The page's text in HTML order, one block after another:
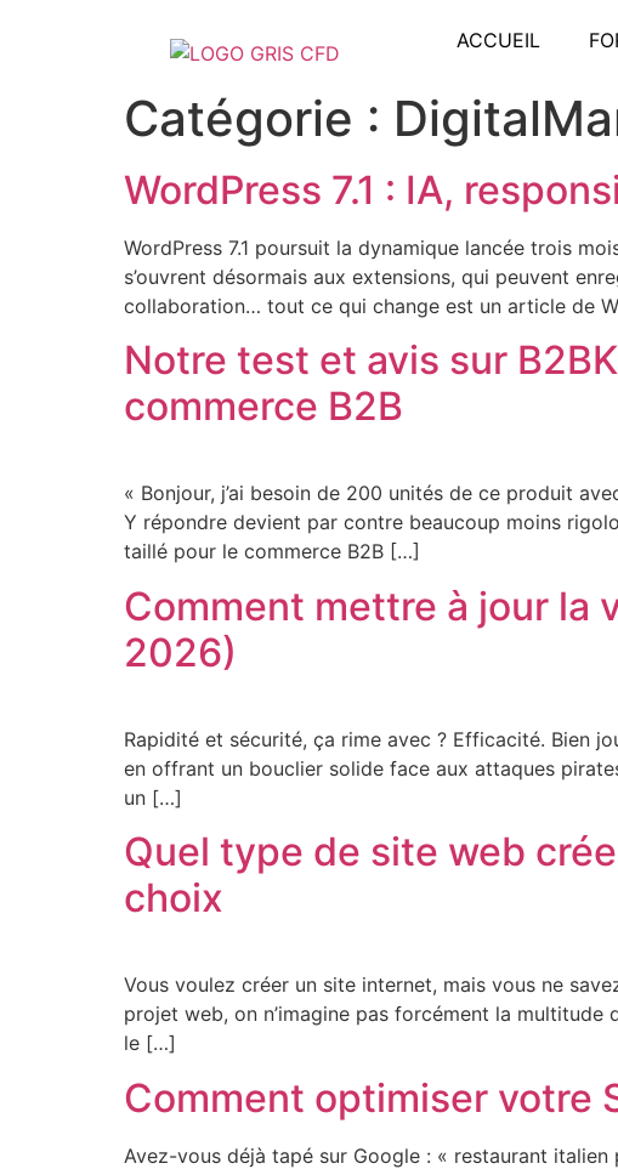
ACCUEIL
Catégorie :
WordPress 7.1 : IA,
WordPress 7.1 poursuit la dynamique lancée trois
s’ouvrent désormais aux extensions, qui peuvent
collaboration… tout ce qui change est un article de
Notre test et avis sur
commerce B2B
« Bonjour, j’ai besoin de 200 unités de ce produit
Y répondre devient par contre beaucoup moins
taillé pour le commerce B2B […]
Comment mettre à jour la
2026)
Rapidité et sécurité, ça rime avec ? Efficacité. Bien
en offrant un bouclier solide face aux attaques
un […]
Quel type de site web
choix
Vous voulez créer un site internet, mais vous ne
projet web, on n’imagine pas forcément la
le […]
Comment optimiser votre
Avez-vous déjà tapé sur Google : « restaurant